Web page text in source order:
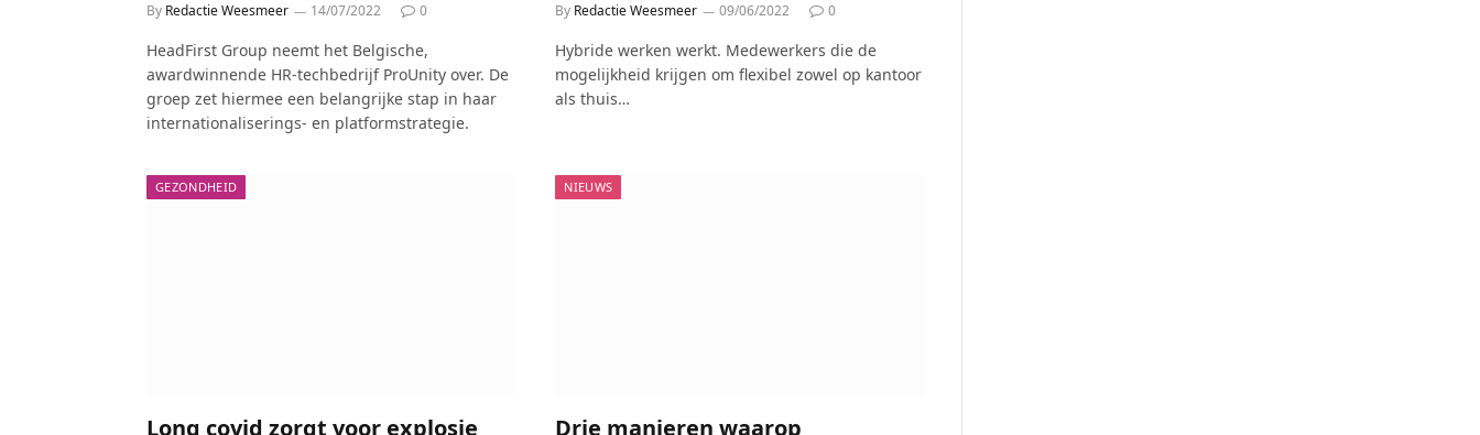
By Redactie Weesmeer 14/07/2022 0
HeadFirst Group neemt het Belgische,
awardwinnende HR-techbedrijf ProUnity over. De
groep zet hiermee een belangrijke stap in haar
internationaliserings- en platformstrategie.
By Redactie Weesmeer 09/06/2022 0
Hybride werken werkt. Medewerkers die de
mogelijkheid krijgen om flexibel zowel op kantoor
als thuis…
GEZONDHEID
Long covid zorgt voor explosie
NIEUWS
Drie manieren waarop